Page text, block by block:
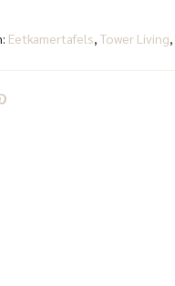
Eetkamertafels, Tower Living,